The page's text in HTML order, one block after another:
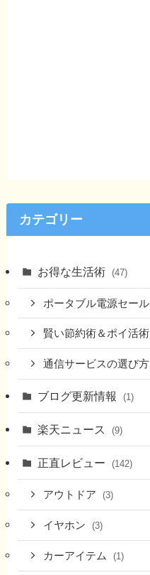
カテゴリー
お得な生活術 (47)
ポータブル電源セール
賢い節約術＆ポイ活術
通信サービスの選び方
ブログ更新情報 (1)
楽天ニュース (9)
正直レビュー (142)
アウトドア (3)
イヤホン (3)
カーアイテム (1)